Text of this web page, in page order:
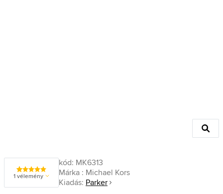
1 vélemény
kód: MK6313
Márka : Michael Kors
Kiadás: Parker